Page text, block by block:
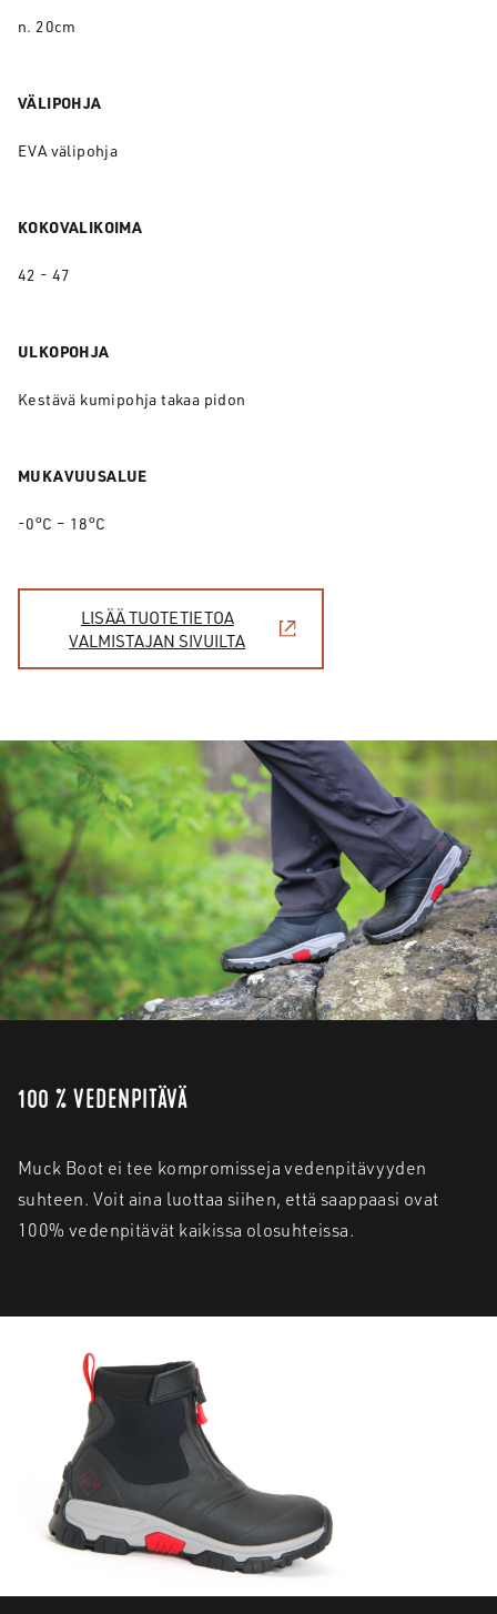
n. 20cm
VÄLIPOHJA
EVA välipohja
KOKOVALIKOIMA
42 - 47
ULKOPOHJA
Kestävä kumipohja takaa pidon
MUKAVUUSALUE
-0°C – 18°C
LISÄÄ TUOTETIETOA
VALMISTAJAN SIVUILTA
100 % VEDENPITÄVÄ
Muck Boot ei tee kompromisseja vedenpitävyyden
suhteen. Voit aina luottaa siihen, että saappaasi ovat
100% vedenpitävät kaikissa olosuhteissa.